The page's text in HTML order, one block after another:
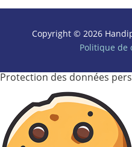
Copyright © 2026
Politique de
Protection des données